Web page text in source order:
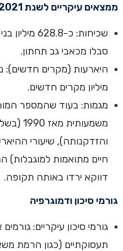
ממצאים עיקריים לשנת 2021
שכיחות: כ-
סבלו מכאבי גב תחתון.
מיליון מקרים חדשים.
מגמות: בעוד שהמספר
חיים מתואמות למוגבלות)
דווקא ירדו באותה תקופה.
גורמי סיכון ודמוגרפיה
גורמי סיכון עיקריים: גורמים
תעסוקתיים (כגון הרמת